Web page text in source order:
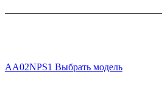
AA02NPS1 Выбрать модель